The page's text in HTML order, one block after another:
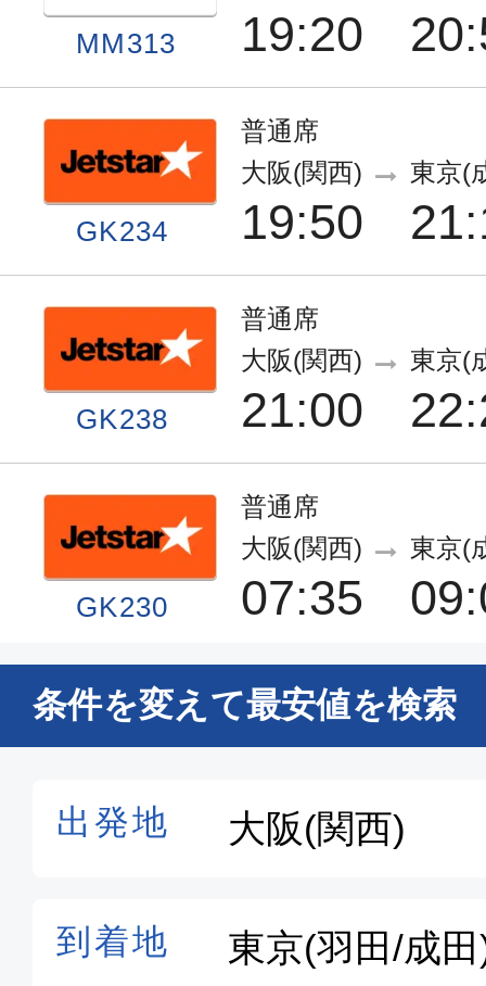
MM313 19:20
GK234
普通席
大阪(関西)
19:50
東京(
GK238
普通席
大阪(関西)
21:00
東京(
GK230
普通席
大阪(関西)
07:35
東京(
エコノミー
大阪(関西)
07:00
東京(
条件を変えて最安値を検索